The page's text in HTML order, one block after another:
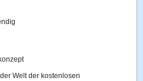
Welt der kostenlosen